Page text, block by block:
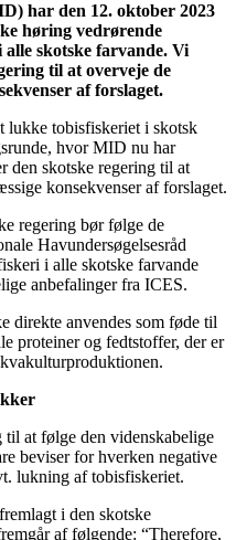
har den 12. oktober 2023
høring vedrørende
skotske farvande. Vi
til at overveje de
af forslaget.
lukke tobisfiskeriet i skotsk
hvor MID nu har
den skotske regering til at
konsekvenser af forslaget.
regering bør følge de
Havundersøgelsesråd
i alle skotske farvande
anbefalinger fra ICES.
direkte anvendes som føde til
proteiner og fedtstoffer, der er
at følge den videnskabelige
beviser for hverken negative
lukning af tobisfiskeriet.
i den skotske
af følgende: “Therefore,